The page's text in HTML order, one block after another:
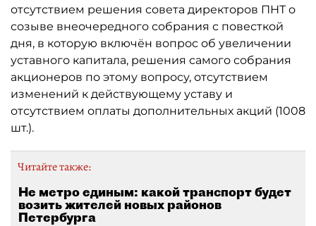
отсутствием решения совета директоров ПНТ о
созыве внеочередного собрания с повесткой
дня, в которую включён вопрос об увеличении
уставного капитала, решения самого собрания
акционеров по этому вопросу, отсутствием
изменений к действующему уставу и
отсутствием оплаты дополнительных акций (1008
шт.).
Читайте также:
Не метро единым: какой транспорт будет
возить жителей новых районов
Петербурга